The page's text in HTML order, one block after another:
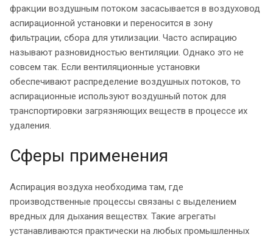
фракции воздушным потоком засасывается в воздуховод
аспирационной установки и переносится в зону
фильтрации, сбора для утилизации. Часто аспирацию
называют разновидностью вентиляции. Однако это не
совсем так. Если вентиляционные установки
обеспечивают распределение воздушных потоков, то
аспирационные используют воздушный поток для
транспортировки загрязняющих веществ в процессе их
удаления.
Сферы применения
Аспирация воздуха необходима там, где
производственные процессы связаны с выделением
вредных для дыхания веществх. Такие агрегаты
устанавливаются практически на любых промышленных